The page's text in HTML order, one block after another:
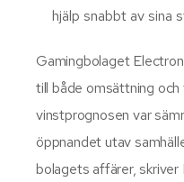
hjälp snabbt av sina
Gamingbolaget
till både omsättning
vinstprognosen var
öppnandet utav
bolagets affärer,